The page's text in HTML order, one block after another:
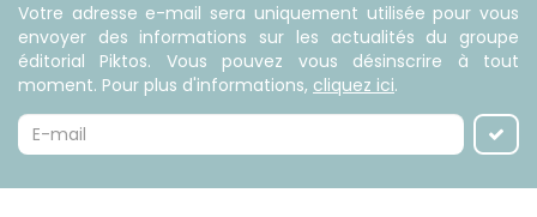
Votre adresse e-mail sera uniquement utilisée pour vous
envoyer des informations sur les actualités du groupe
éditorial Piktos. Vous pouvez vous désinscrire à tout
moment. Pour plus d'informations, cliquez ici.